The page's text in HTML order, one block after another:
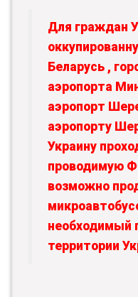
Для граждан
Беларусь ,
аэропорта
аэропорт
аэропорту
Украину
проводимую
возможно
необходимый
территории